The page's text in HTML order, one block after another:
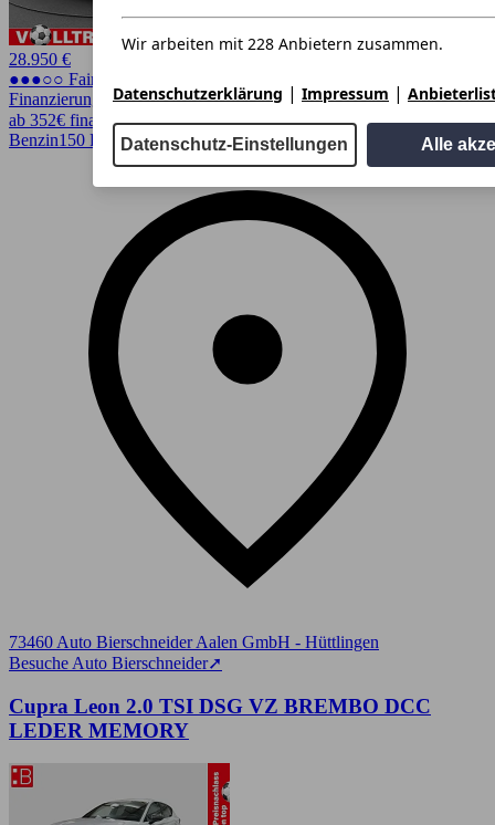
Wir arbeiten mit 228 Anbietern zusammen.
Datenschutzerklärung | Impressum |
Datenschutz-Einstellungen Alle
28.950 €
●●●○○ Fairer Preis
Finanzierung möglich
ab 352€ finanzieren ↗
Benzin150 PS (110 kW)7.352 kmEZ 09/2024Automatik
73460 Auto Bierschneider Aalen GmbH - Hüttlingen
Besuche Auto Bierschneider➚
Cupra Leon 2.0 TSI DSG VZ BREMBO DCC
LEDER MEMORY